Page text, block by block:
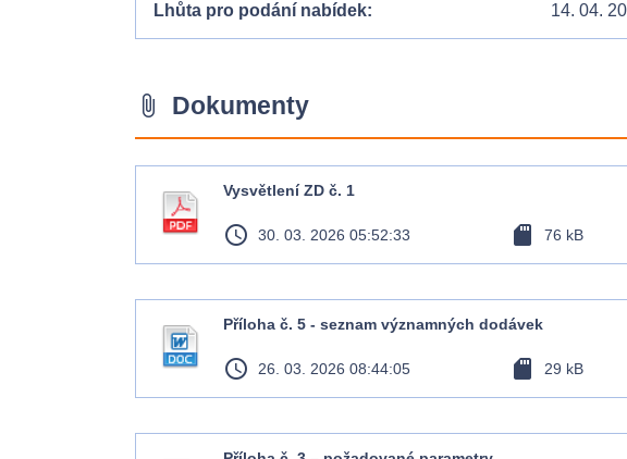
Lhůta pro podání nabídek 14. 04.
attach_file Dokumenty
Vysvětlení ZD č. 1
access_time 30. 03. 2026 05:52:33 sd_card 76 kB
Příloha č. 5 - seznam významných dodávek
access_time 26. 03. 2026 08:44:05 sd_card 29 kB